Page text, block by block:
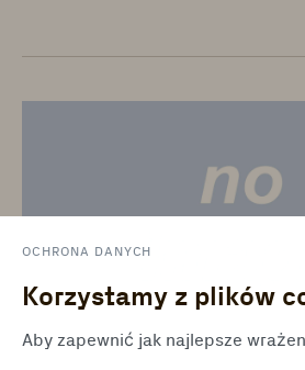
OCHRONA DANYCH
Korzystamy z plików
Aby zapewnić jak najlepsze